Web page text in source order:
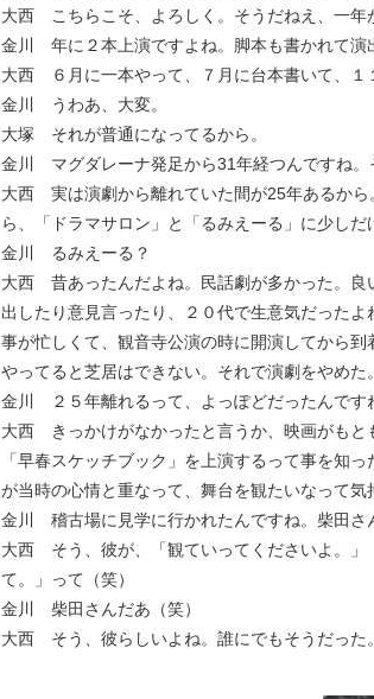
大西 こちらこそ、よろしく。そうだねえ、一年
金川 年に２本上演ですよね。脚本も書かれて演
大西 ６月に一本やって、７月に台本書いて、１
金川 うわあ、大変。
大塚 それが普通になってるから。
金川 マグダレーナ発足から31年経つんですね。
大西 実は演劇から離れていた間が25年あるから
ら、「ドラマサロン」と「るみえーる」に少しだ
金川 るみえーる？
大西 昔あったんだよね。民話劇が多かった。良
出したり意見言ったり、２０代で生意気だった
事が忙しくて、観音寺公演の時に開演してから
やってると芝居はできない。それで演劇をやめた
金川 ２５年離れるって、よっぽどだったんです
大西 きっかけがなかったと言うか、映画がもと
「早春スケッチブック」を上演するって事を知
が当時の心情と重なって、舞台を観たいなって気
金川 稽古場に見学に行かれたんですね。柴田さ
大西 そう、彼が、「観ていってくださいよ。」
て。」って（笑）
金川 柴田さんだあ（笑）
大西 そう、彼らしいよね。誰にでもそうだった